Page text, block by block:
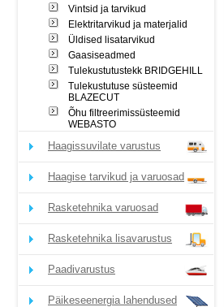
Vintsid ja tarvikud
Elektritarvikud ja materjalid
Üldised lisatarvikud
Gaasiseadmed
Tulekustutustekk BRIDGEHILL
Tulekustutuse süsteemid
BLAZECUT
Õhu filtreerimissüsteemid
WEBASTO
Haagissuvilate varustus
Haagise tarvikud ja varuosad
Rasketehnika varuosad
Rasketehnika lisavarustus
Paadivarustus
Päikeseenergia lahendused